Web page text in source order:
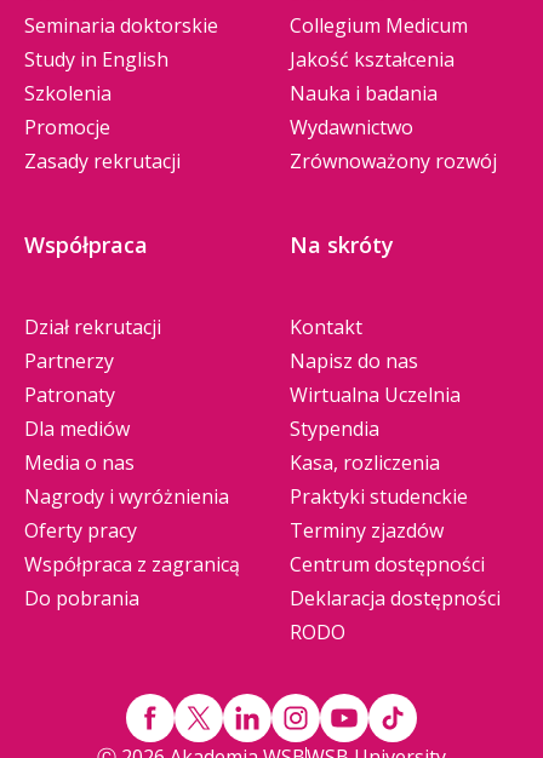
Seminaria doktorskie
Study in English
Szkolenia
Promocje
Zasady rekrutacji
Collegium Medicum
Jakość kształcenia
Nauka i badania
Wydawnictwo
Zrównoważony rozwój
Współpraca
Dział rekrutacji
Partnerzy
Patronaty
Dla mediów
Media o nas
Nagrody i wyróżnienia
Oferty pracy
Współpraca z zagranicą
Do pobrania
Na skróty
Kontakt
Napisz do nas
Wirtualna Uczelnia
Stypendia
Kasa, rozliczenia
Praktyki studenckie
Terminy zjazdów
Centrum dostępności
Deklaracja dostępności
RODO